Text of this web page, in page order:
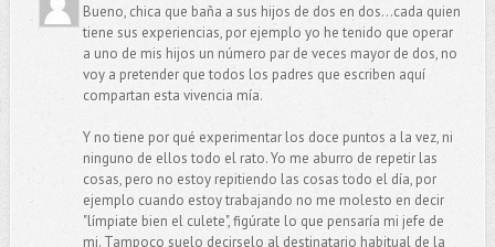
Bueno, chica que baña a sus hijos de dos en dos...cada quien
tiene sus experiencias, por ejemplo yo he tenido que operar
a uno de mis hijos un número par de veces mayor de dos, no
voy a pretender que todos los padres que escriben aquí
compartan esta vivencia mía.
Y no tiene por qué experimentar los doce puntos a la vez, ni
ninguno de ellos todo el rato. Yo me aburro de repetir las
cosas, pero no estoy repitiendo las cosas todo el día, por
ejemplo cuando estoy trabajando no me molesto en decir
"límpiate bien el culete", figúrate lo que pensaría mi jefe de
mi. Tampoco suelo decirselo al destinatario habitual de la